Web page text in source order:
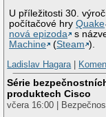
U příležitosti 30.
počítačové hryQuake
nová epizoda
s
Machine
(Steam ).
Ladislav Hagara|
Série
produktech Cisco
včera 16:00 |